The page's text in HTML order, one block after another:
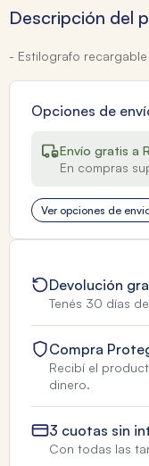
Descripción del
- Estilografo
Opciones de
Envío gratis a
En compras
Ver opciones de
Devolución
Tenés 30 días
Compra
Recibí el
dinero.
3 cuotas sin
Con todas las